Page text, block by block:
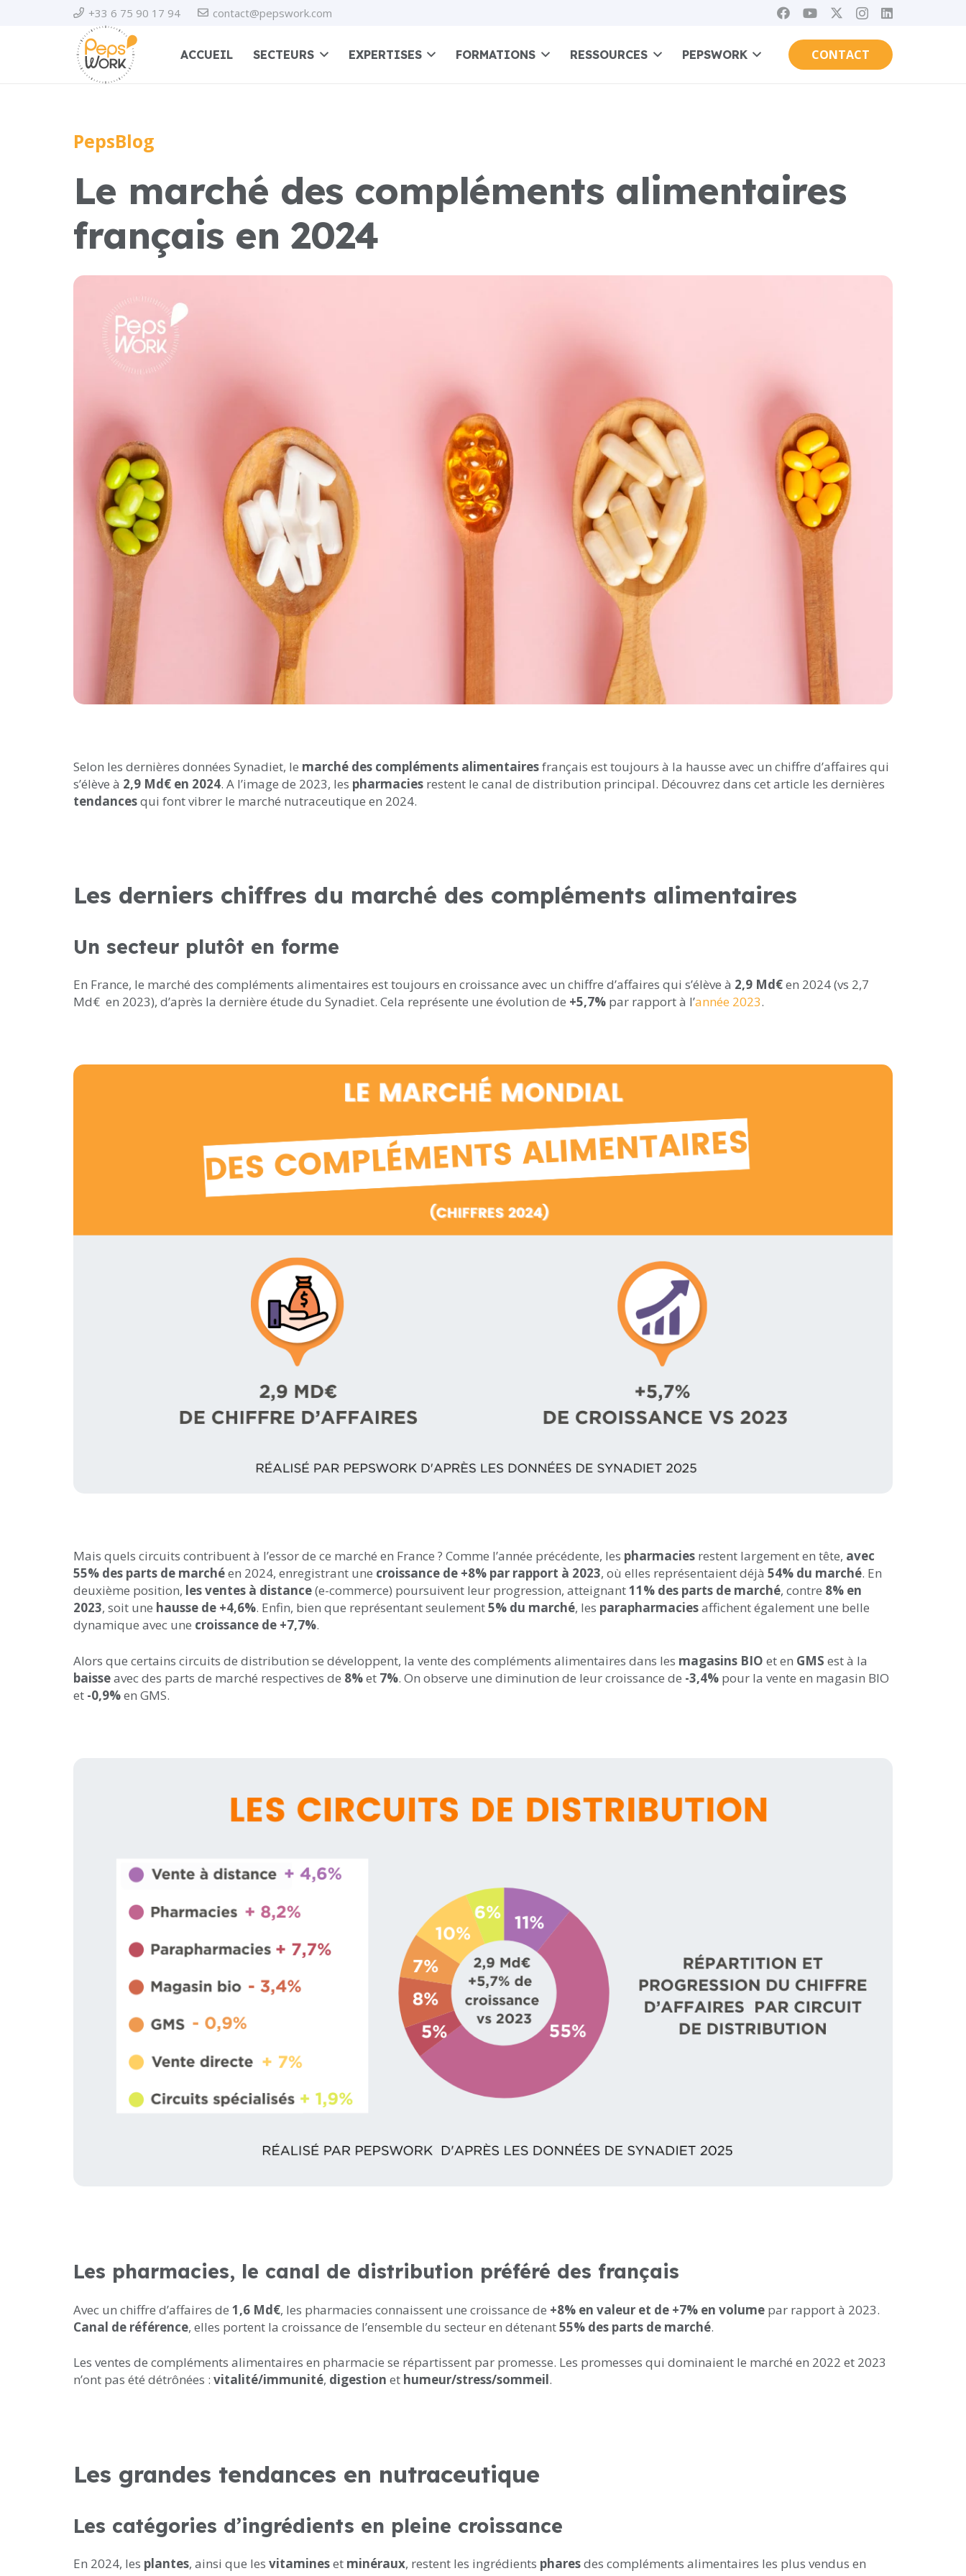
+33 6 75 90 17 94 contact@pepswork.com
ACCUEIL SECTEURS EXPERTISES FORMATIONS RESSOURCES PEPSWORK CONTACT
PepsBlog
Le marché des compléments alimentaires
français en 2024
Selon les dernières données Synadiet, le marché des compléments alimentairesfrançais est toujours à la hausse avec un chiffre d’affaires qui
s’élève à 2,9 Md€ en 2024. A l’image de 2023, les pharmacies restent le canal de distribution principal. Découvrez dans cet article les dernières
tendancesqui font vibrer le marché nutraceutique en 2024.
Les derniers chiffres du marché des compléments alimentaires
Un secteur plutôt en forme
En France, le marché des compléments alimentaires est toujours en croissance avec un chiffre d’affaires qui s’élève à 2,9 Md€en 2024 (vs 2,7
Md€ en 2023), d’après la dernière étude du Synadiet. Cela représente une évolution de +5,7% par rapport à l’année 2023.
Mais quels circuits contribuent à l’essor de ce marché en France ? Comme l’année précédente, les pharmacies restent largement en tête, avec
55% des parts de marchéen 2024, enregistrant une croissance de +8% par rapport à 2023, où elles représentaient déjà 54% du marché. En
deuxième position, les ventes à distance(e-commerce) poursuivent leur progression, atteignant11% des parts de marché, contre 8% en
2023, soit une hausse de +4,6%. Enfin, bien que représentant seulement5% du marché, les parapharmaciesaffichent également une belle
dynamique avec une croissance de +7,7%.
Alors que certains circuits de distribution se développent, la vente des compléments alimentaires dans les magasins BIO et en GMS est à la
baisseavec des parts de marché respectives de 8%et 7%. On observe une diminution de leur croissance de -3,4% pour la vente en magasin BIO
et -0,9%en GMS.
Les pharmacies, le canal de distribution préféré des français
Avec un chiffre d’affaires de 1,6 Md€, les pharmacies connaissent une croissance de +8% en valeur et de +7% en volume par rapport à 2023.
Canal de référence, elles portent la croissance de l’ensemble du secteur en détenant55% des parts de marché.
Les ventes de compléments alimentaires en pharmacie se répartissent par promesse. Les promesses qui dominaient le marché en 2022 et 2023
n’ont pas été détrônées : vitalité/immunité, digestion et humeur/stress/sommeil.
Les grandes tendances en nutraceutique
Les catégories d’ingrédients en pleine croissance
En 2024, les plantes, ainsi que les vitamineset minéraux, restent les ingrédients pharesdes compléments alimentaires les plus vendus en